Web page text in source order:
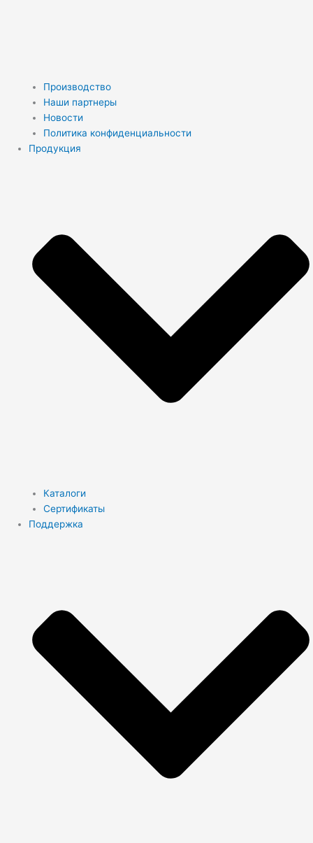
Производство
Наши партнеры
Новости
Политика конфиденциальности
Продукция
Каталоги
Сертификаты
Поддержка